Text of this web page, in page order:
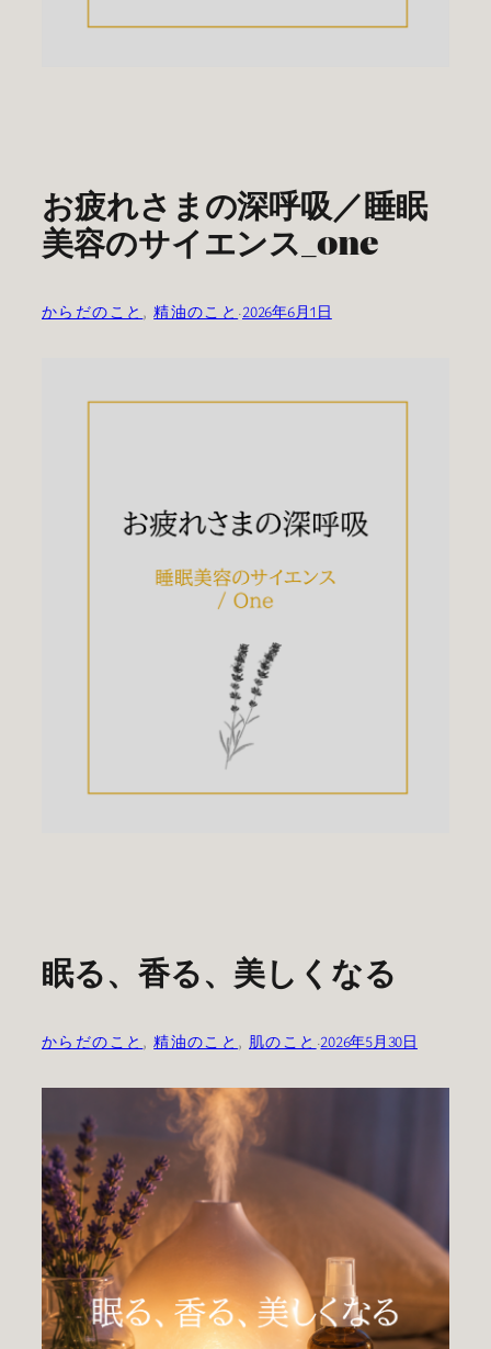
お疲れさまの深呼吸／睡眠
美容のサイエンス_one
からだのこと , 精油のこと ·2026年6月1日
眠る、香る、美しくなる
からだのこと , 精油のこと , 肌のこと ·2026年5月30日